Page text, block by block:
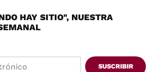
HAY SITIO", NUESTRA
SUSCRIBIR